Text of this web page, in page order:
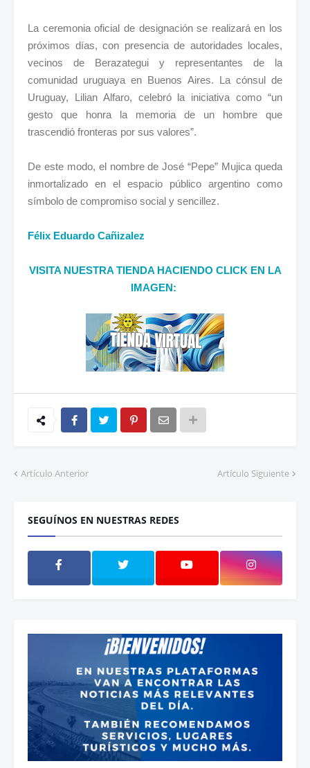
La ceremonia oficial de designación se realizará en los
próximos días, con presencia de autoridades locales,
vecinos de Berazategui y representantes de la
comunidad uruguaya en Buenos Aires. La cónsul de
Uruguay, Lilian Alfaro, celebró la iniciativa como “un
gesto que honra la memoria de un hombre que
trascendió fronteras por sus valores”.
De este modo, el nombre de José “Pepe” Mujica queda
inmortalizado en el espacio público argentino como
símbolo de compromiso social y sencillez.
Félix Eduardo Cañizalez
VISITA NUESTRA TIENDA HACIENDO CLICK EN LA
IMAGEN:
Artículo Anterior Artículo Siguiente
SEGUÍNOS EN NUESTRAS REDES